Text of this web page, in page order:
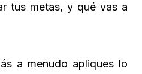
tus metas, y qué vas a
a menudo apliques lo